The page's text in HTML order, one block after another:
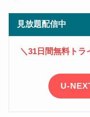
見放題配信中
＼31日間無料トラ
U-